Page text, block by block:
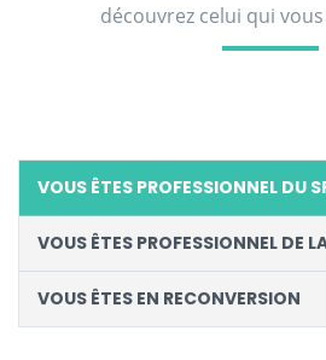
découvrez celui qui
VOUS ÊTES PROFESSIONNEL DU
VOUS ÊTES PROFESSIONNEL DE
VOUS ÊTES EN RECONVERSION